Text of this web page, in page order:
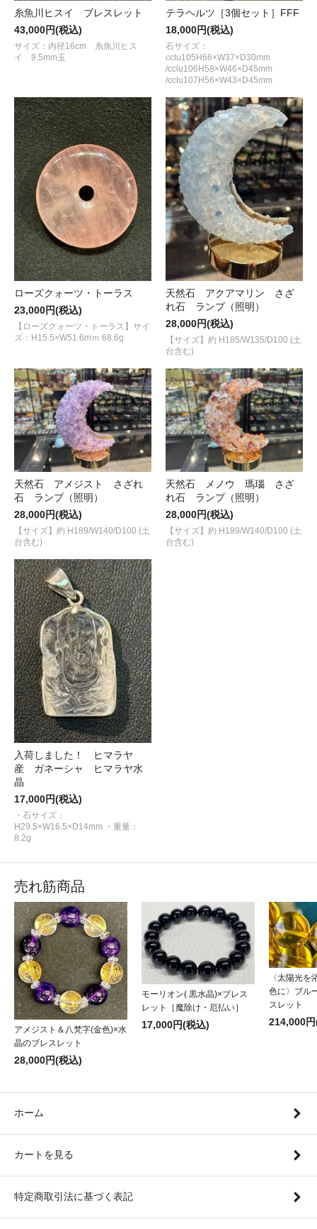
糸魚川ヒスイ ブレスレット
43,000円(税込)
サイズ：内径16cm 糸魚川ヒス
イ 9.5mm玉
テラヘルツ［3個セット］FFF
18,000円(税込)
石サイズ：
cclu105H66×W37×D30mm
/cclu106H58×W46×D45mm
/cclu107H56×W43×D45mm
ローズクォーツ・トーラス
23,000円(税込)
【ローズクォーツ・トーラス】サイ
ズ：H15.5×W51.6mｍ 68.6g
天然石 アクアマリン さざ
れ石 ランプ（照明）
28,000円(税込)
【サイズ】約 H185/W135/D100 (土
台含む)
天然石 アメジスト さざれ
石 ランプ（照明）
28,000円(税込)
【サイズ】約 H189/W140/D100 (土
台含む)
天然石 メノウ 瑪瑙 さざ
れ石 ランプ（照明）
28,000円(税込)
【サイズ】約 H189/W140/D100 (土
台含む)
入荷しました！ ヒマラヤ
産 ガネーシャ ヒマラヤ水
晶
17,000円(税込)
・石サイズ：
H29.5×W16.5×D14mm ・重量：
8.2g
売れ筋商品
アメジスト＆八梵字(金色)×水
晶のブレスレット
28,000円(税込)
モーリオン( 黒水晶)×ブレス
レット［魔除け・厄払い］
17,000円(税込)
〈太陽光を
色に〉ブル
スレット
214,000
ホーム
カートを見る
特定商取引法に基づく表記